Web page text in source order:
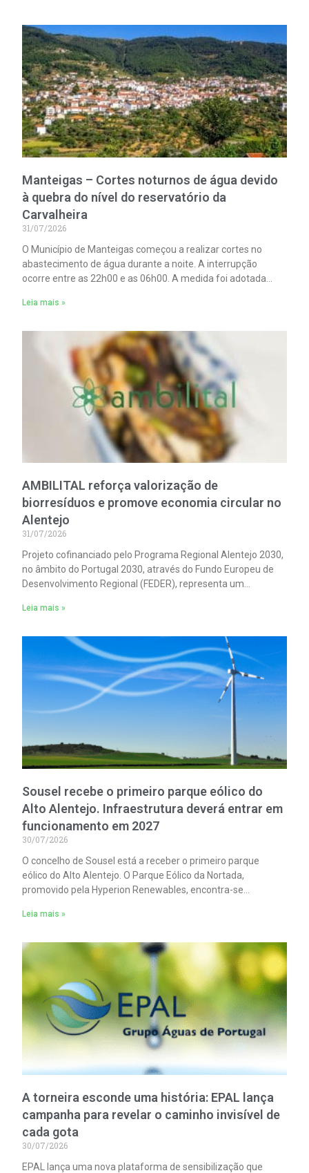
Manteigas – Cortes noturnos de água devido
à quebra do nível do reservatório da
Carvalheira
31/07/2026
O Município de Manteigas começou a realizar cortes no
abastecimento de água durante a noite. A interrupção
ocorre entre as 22h00 e as 06h00. A medida foi adotada
Carvalheira, responsável por cerca de 35% do
Leia mais »
AMBILITAL reforça valorização de
biorresíduos e promove economia circular no
Alentejo
31/07/2026
Projeto cofinanciado pelo Programa Regional Alentejo 2030,
no âmbito do Portugal 2030, através do Fundo Europeu de
Desenvolvimento Regional (FEDER), representa um
Leia mais »
Sousel recebe o primeiro parque eólico do
Alto Alentejo. Infraestrutura deverá entrar em
funcionamento em 2027
30/07/2026
O concelho de Sousel está a receber o primeiro parque
eólico do Alto Alentejo. O Parque Eólico da Nortada,
promovido pela Hyperion Renewables, encontra-se
Leia mais »
A torneira esconde uma história: EPAL lança
campanha para revelar o caminho invisível de
cada gota
30/07/2026
EPAL lança uma nova plataforma de sensibilização que